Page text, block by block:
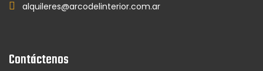
alquileres@arcodelinterior.com.ar
Contáctenos